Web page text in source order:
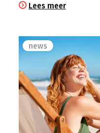
Lees meer
news